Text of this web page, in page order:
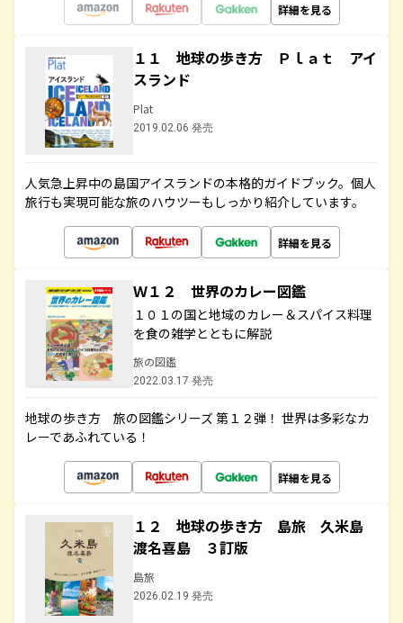
詳細を見る
１１ 地球の歩き方 Ｐｌａｔ アイ
スランド
Plat
2019.02.06 発売
人気急上昇中の島国アイスランドの本格的ガイドブック。個人
旅行も実現可能な旅のハウツーもしっかり紹介しています。
詳細を見る
Ｗ１２ 世界のカレー図鑑
１０１の国と地域のカレー＆スパイス料理
を食の雑学とともに解説
旅の図鑑
2022.03.17 発売
地球の歩き方 旅の図鑑シリーズ 第１２弾！ 世界は多彩なカ
レーであふれている！
詳細を見る
１２ 地球の歩き方 島旅 久米島
渡名喜島 ３訂版
島旅
2026.02.19 発売